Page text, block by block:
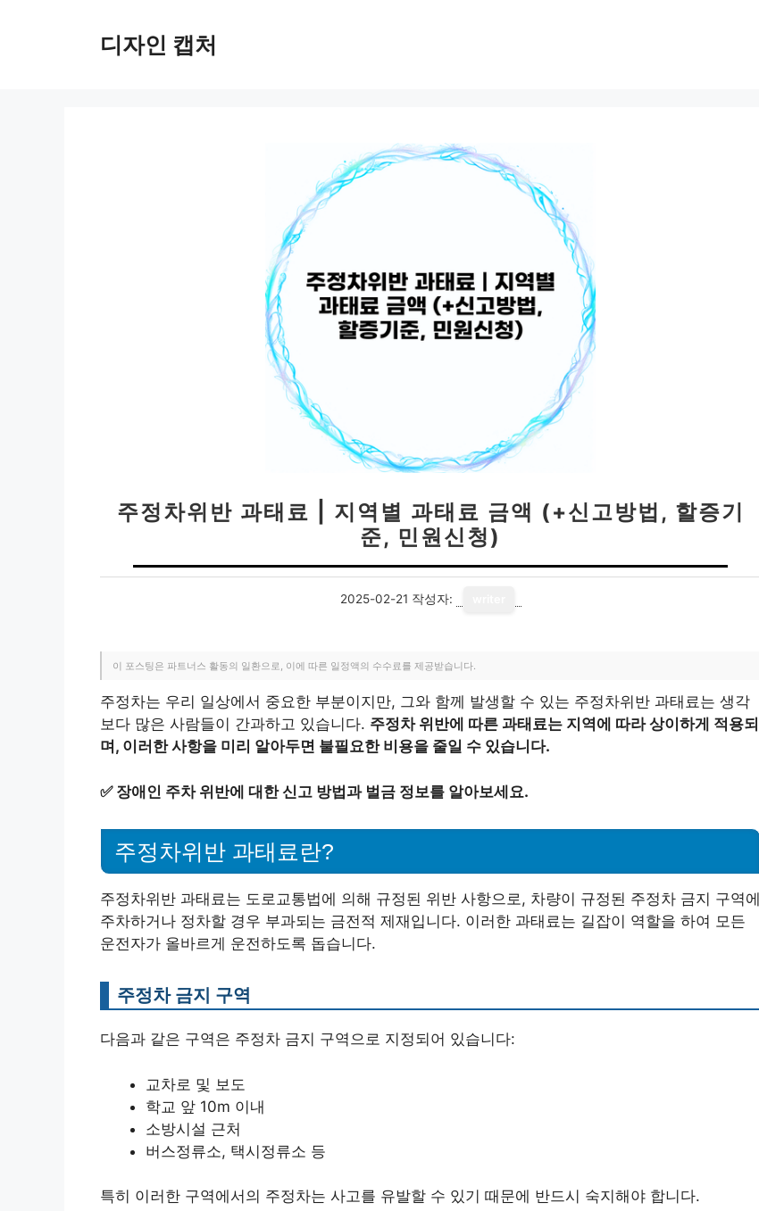
디자인 캡처
주정차위반 과태료 | 지역별 과태료 금액 (+신고방법, 할증기
준, 민원신청)
2025-02-21 작성자:
이 포스팅은 파트너스 활동의 일환으로, 이에 따른 일정액의 수수료를 제공받습니다.
주정차는 우리 일상에서 중요한 부분이지만, 그와 함께 발생할 수 있는 주정차위반 과태료는 생각
보다 많은 사람들이 간과하고 있습니다. 주정차 위반에 따른 과태료는 지역에 따라 상이하게 적용되
며, 이러한 사항을 미리 알아두면 불필요한 비용을 줄일 수 있습니다.
✅ 장애인 주차 위반에 대한 신고 방법과 벌금 정보를 알아보세요.
주정차위반 과태료란?
주정차위반 과태료는 도로교통법에 의해 규정된 위반 사항으로, 차량이 규정된 주정차 금지 구역에
주차하거나 정차할 경우 부과되는 금전적 제재입니다. 이러한 과태료는 길잡이 역할을 하여 모든
운전자가 올바르게 운전하도록 돕습니다.
주정차 금지 구역
다음과 같은 구역은 주정차 금지 구역으로 지정되어 있습니다:
교차로 및 보도
학교 앞 10m 이내
소방시설 근처
버스정류소, 택시정류소 등
특히 이러한 구역에서의 주정차는 사고를 유발할 수 있기 때문에 반드시 숙지해야 합니다.